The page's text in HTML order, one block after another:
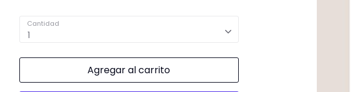
Cantidad
1
Agregar al carrito